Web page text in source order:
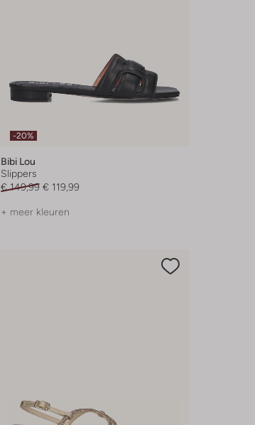
-20%
Bibi Lou
Slippers
€ 149,99 € 119,99
+ meer kleuren